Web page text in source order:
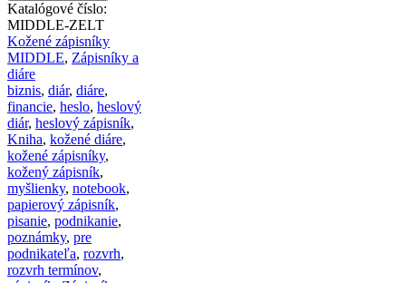
Katalógové číslo:
MIDDLE-ZELT
Kožené zápisníky
MIDDLE, Zápisníky a
diáre
biznis, diár, diáre,
financie, heslo, heslový
diár, heslový zápisník,
Kniha, kožené diáre,
kožené zápisníky,
kožený zápisník,
myšlienky, notebook,
papierový zápisník,
pisanie, podnikanie,
poznámky, pre
podnikateľa, rozvrh,
rozvrh termínov,